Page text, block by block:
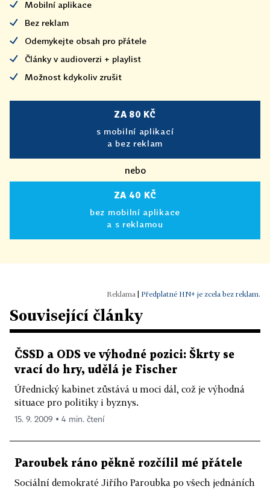
Mobilní aplikace
Bez reklam
Odemykejte obsah pro přátele
Články v audioverzi + playlist
Možnost kdykoliv zrušit
ZA 80 KČ
s mobilní aplikací
a bez reklam
nebo
ZA 40 KČ
bez mobilní aplikace
a s reklamou
| Předplatné HN+ je zcela bez reklam.
Související články
ČSSD a ODS ve výhodné pozici: Škrty se
vrací do hry, udělá je Fischer
Úřednický kabinet zůstává u moci dál, což je výhodná
situace pro politiky i byznys.
15. 9. 2009 ▪ 4 min. čtení
Paroubek ráno pěkně rozčílil mé přátele
Sociální demokraté Jiřího Paroubka po všech jednáních